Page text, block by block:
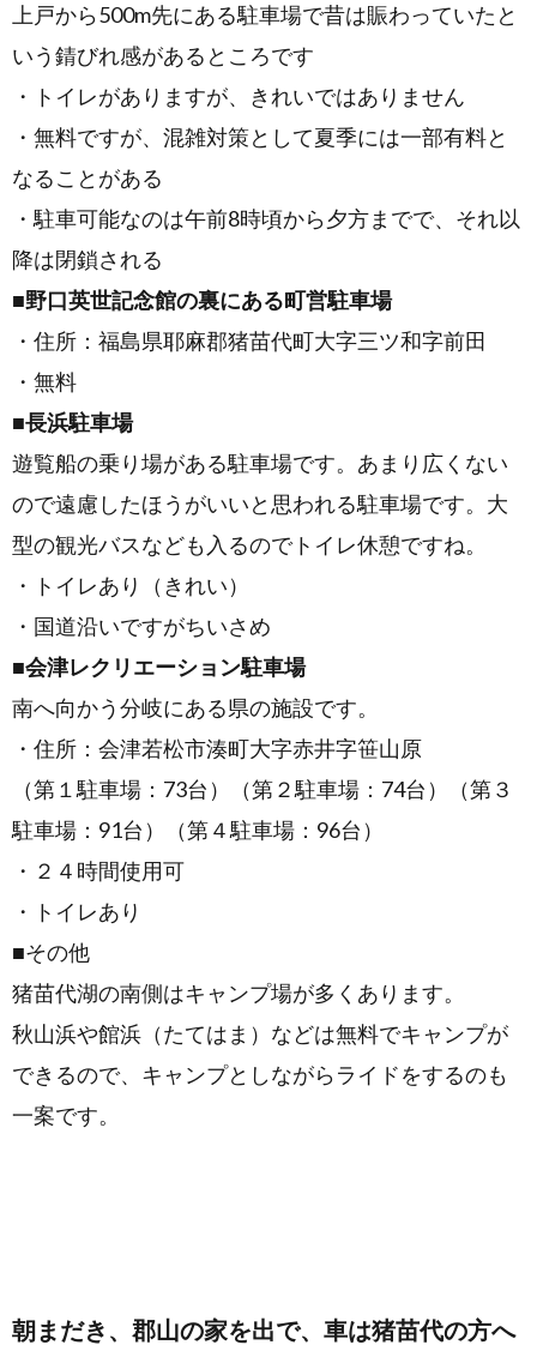
上戸から500m先にある駐車場で昔は賑わっていたと
いう錆びれ感があるところです
・トイレがありますが、きれいではありません
・無料ですが、混雑対策として夏季には一部有料と
なることがある
・駐車可能なのは午前8時頃から夕方までで、それ以
降は閉鎖される
■野口英世記念館の裏にある町営駐車場
・住所：福島県耶麻郡猪苗代町大字三ツ和字前田
・無料
■長浜駐車場
遊覧船の乗り場がある駐車場です。あまり広くない
ので遠慮したほうがいいと思われる駐車場です。大
型の観光バスなども入るのでトイレ休憩ですね。
・トイレあり（きれい）
・国道沿いですがちいさめ
■会津レクリエーション駐車場
南へ向かう分岐にある県の施設です。
・住所：会津若松市湊町大字赤井字笹山原
（第１駐車場：73台）（第２駐車場：74台）（第３
駐車場：91台）（第４駐車場：96台）
・２４時間使用可
・トイレあり
■その他
猪苗代湖の南側はキャンプ場が多くあります。
秋山浜や館浜（たてはま）などは無料でキャンプが
できるので、キャンプとしながらライドをするのも
一案です。
朝まだき、郡山の家を出で、車は猪苗代の方へ